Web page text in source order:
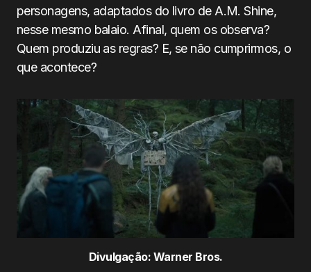
personagens, adaptados do livro de A.M. Shine,
nesse mesmo balaio. Afinal, quem os observa?
Quem produziu as regras? E, se não cumprirmos, o
que acontece?
Divulgação: Warner Bros.